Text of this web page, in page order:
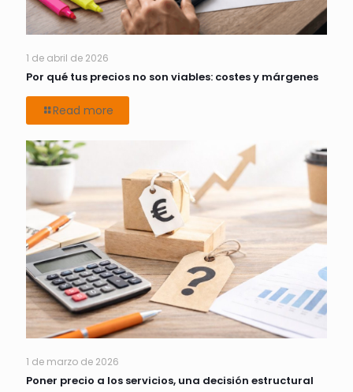
1 de abril de 2026
Por qué tus precios no son viables: costes y márgenes
Read more
1 de marzo de 2026
Poner precio a los servicios, una decisión estructural